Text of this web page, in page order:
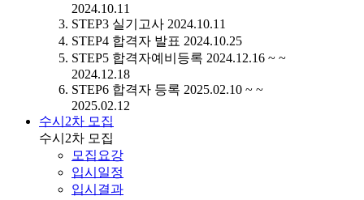
2024.10.11
STEP3 실기고사 2024.10.11
STEP4 합격자 발표 2024.10.25
STEP5 합격자예비등록 2024.12.16 ~ ~
2024.12.18
STEP6 합격자 등록 2025.02.10 ~ ~
2025.02.12
수시2차 모집
수시2차 모집
모집요강
입시일정
입시결과